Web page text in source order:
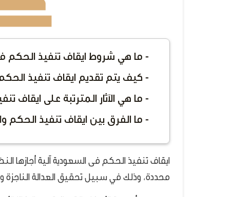
- ما هي شروط ايقاف تنفيذ الحكم
- كيف يتم تقديم ايقاف تنفيذ
- ما هي الآثار المترتبة على ايقاف
- ما الفرق بين ايقاف تنفيذ الحكم
ايقاف تنفيذ الحكم فى السعودية آلية أجازها
محددة، وذلك في سبيل تحقيق العدالة الناجزة